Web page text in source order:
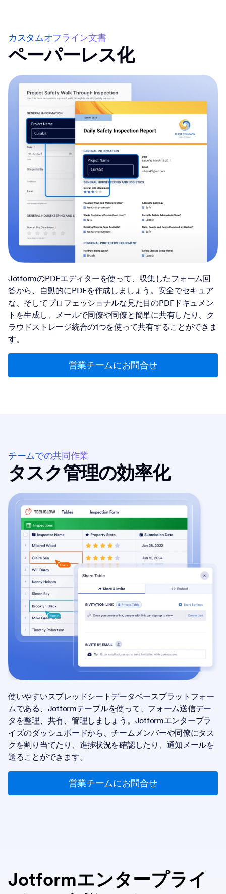
カスタムオフライン文書
ペーパーレス化
JotformのPDFエディターを使って、収集したフォーム回
答から、自動的にPDFを作成しましょう。安全でセキュア
な、そしてプロフェッショナルな見た目のPDFドキュメン
トを生成し、メールで同僚や同僚と簡単に共有したり、ク
ラウドストレージ統合の1つを使って共有することができま
す。
営業チームにお問合せ
チームでの共同作業
タスク管理の効率化
使いやすいスプレッドシートデータベースプラットフォー
ムである、Jotformテーブルを使って、フォーム送信デー
タを整理、共有、管理しましょう。Jotformエンタープラ
イズのダッシュボードから、チームメンバーや同僚にタス
クを割り当てたり、進捗状況を確認したり、通知メールを
送ることができます。
営業チームにお問合せ
Jotformエンタープライ